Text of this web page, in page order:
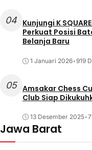
04 Kunjungi K
Perkuat Posisi
Belanja Baru
1 Januari 2026•919
05 Amsakar Chess
Club Siap
13 Desember 2025•
Jawa Barat